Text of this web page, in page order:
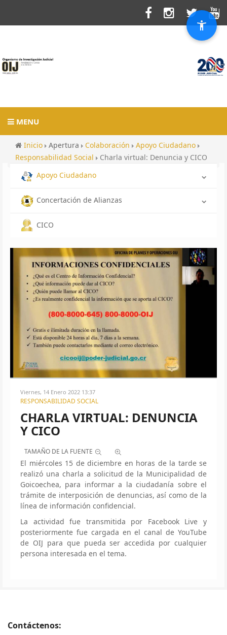
MENU
Inicio Apertura Colaboración
Apoyo Ciudadano
Responsabilidad Social
Charla virtual: Denuncia y CICO
Apoyo Ciudadano
Concertación de Alianzas
CICO
Viernes, 14 Enero 2022 13:37
RESPONSABILIDAD SOCIAL
CHARLA VIRTUAL: DENUNCIA
Y CICO
TAMAÑO DE LA FUENTE
El miércoles 15 de diciembre en horas de la tarde se
realizó una charla a solicitud de la Municipalidad de
Goicoechea, para informar a la ciudadanía sobre el
trámite de interposición de denuncias, así como de la
línea de información confidencial.
La actividad fue transmitida por Facebook Live y
posteriormente fue cargada en el canal de YouTube
de OIJ para que pueda ser accedida por cualquier
persona interesada en el tema.
Contáctenos: